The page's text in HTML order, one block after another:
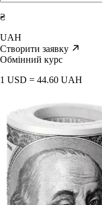
₴
UAH
Створити заявку
Обмінний курс
1 USD = 44.60 UAH